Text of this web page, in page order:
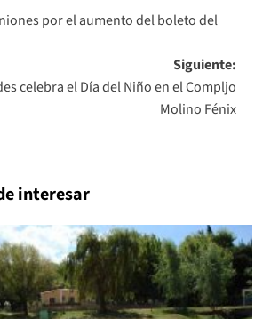
por el aumento del boleto del
Siguiente:
celebra el Día del Niño en el Compljo
Molino Fénix
interesar